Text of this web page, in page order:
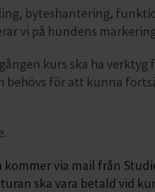
byteshantering,
vi på hundens
kurs ska ha verktyg
behövs för att kunna
kommer via mail från
ska vara betald vid